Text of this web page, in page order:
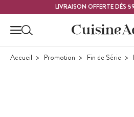
LIVRAISON OFFERTE DÈS
Accueil Promotion Fin de Série